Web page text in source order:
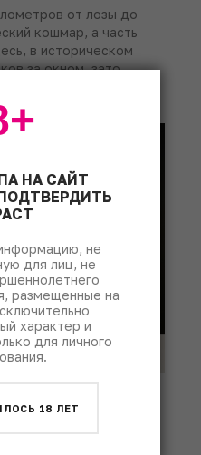
от лозы до
кошмар, а часть
в историческом
за окном, зато
против
НА САЙТ
не
для лиц, не
размещенные на
характер и
для личного
18 ЛЕТ